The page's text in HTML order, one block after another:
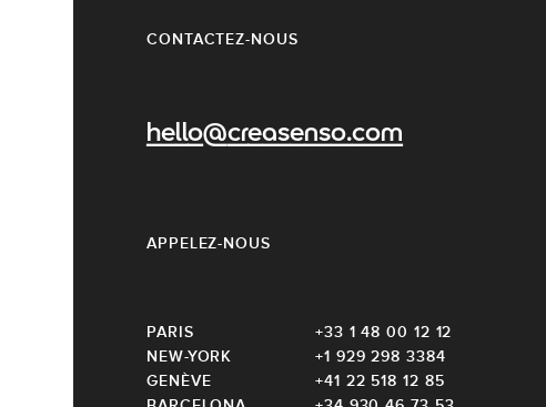
CONTACTEZ-NOUS
hello@creasenso.com
APPELEZ-NOUS
PARIS
+33 1 48 00 12 12
NEW-YORK
+1 929 298 3384
GENÈVE
+41 22 518 12 85